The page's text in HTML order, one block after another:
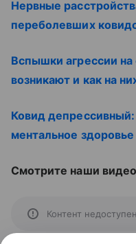
Нервные
переболевших
Вспышки агрессии
возникают и как на
Ковид депрессивный:
ментальное здоровье
Смотрите наши
Контент недоступен